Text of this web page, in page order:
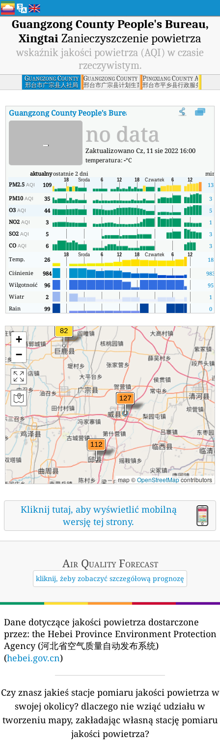
Guangzong County People's Bureau,
Xingtai Zanieczyszczenie powietrza
wskaźnik jakości powietrza (AQI) w czasie
rzeczywistym.
Guangzong County
People's Bureau,
Xingtai
邢台市广宗县人社局
Guangzong County Family Planning Bureau,
邢台市广宗县计划生育局
Pingxiang County
邢台市平乡县行政服务中心
Guangzong County People's Bureau, Xingtai AQI:Guangzong
- no data
Zaktualizowano Cz, 11 sie 2022 16:00
temperatura:-°C
aktualnyostatnie 2 dni min
PM2.5AQI 109 13
PM10AQI 35
3
O3AQI 44
5
NO2AQI 3
1
SO2AQI 5
3
COAQI 6
3
Temp.
26
18
Ciśnienie
984 983
Wilgotność
96 95
Wiatr
2
1
Rain
99 0
+
−
map ©OpenStreetMapcontributors
Kliknij tutaj, aby wyświetlić mobilną
wersję tej strony.
Air QualityForecast
kliknij, żeby zobaczyć szczegółową prognozę
Dane dotyczące jakości powietrza dostarczone
przez: the Hebei Province Environment Protection
Agency (河北省空气质量自动发布系统)
(hebei.gov.cn)
Czy znasz jakieś stacje pomiaru jakości powietrza w
swojej okolicy? dlaczego nie wziąć udziału w
tworzeniu mapy, zakładając własną stację pomiaru
jakości powietrza?